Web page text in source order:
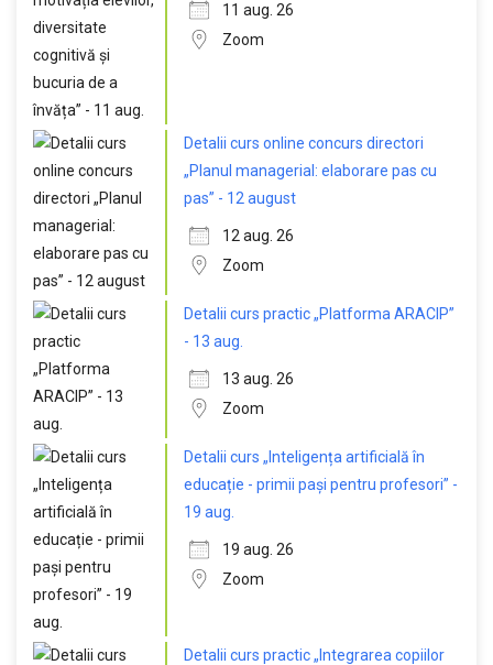
11 aug. 26
Zoom
Detalii curs online concurs directori
„Planul managerial: elaborare pas cu
pas” - 12 august
12 aug. 26
Zoom
Detalii curs practic „Platforma ARACIP”
- 13 aug.
13 aug. 26
Zoom
Detalii curs „Inteligența artificială în
educație - primii pași pentru profesori” -
19 aug.
19 aug. 26
Zoom
Detalii curs practic „Integrarea copiilor